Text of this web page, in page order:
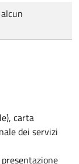
carta
dei servizi